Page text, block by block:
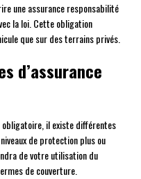
une assurance responsabilité
la loi. Cette obligation
que sur des terrains privés.
d’assurance
obligatoire, il existe différentes
de protection plus ou
de votre utilisation du
de couverture.